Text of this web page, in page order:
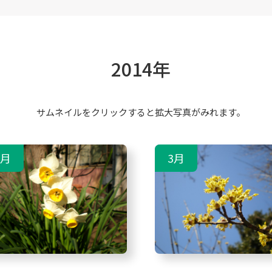
2014年
サムネイルをクリックすると拡大写真がみれます。
3月